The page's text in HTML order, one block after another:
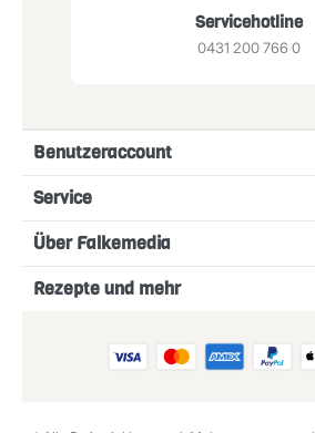
Servicehotline
0431 200 766 0
Benutzeraccount
Service
Über Falkemedia
Rezepte und mehr